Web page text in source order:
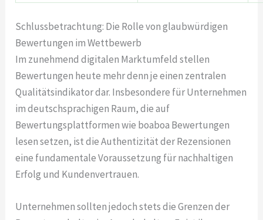
Schlussbetrachtung: Die Rolle von glaubwürdigen
Bewertungen im Wettbewerb
Im zunehmend digitalen Marktumfeld stellen
Bewertungen heute mehr denn je einen zentralen
Qualitätsindikator dar. Insbesondere für Unternehmen
im deutschsprachigen Raum, die auf
Bewertungsplattformen wie boaboa Bewertungen
lesen setzen, ist die Authentizität der Rezensionen
eine fundamentale Voraussetzung für nachhaltigen
Erfolg und Kundenvertrauen.
Unternehmen sollten jedoch stets die Grenzen der